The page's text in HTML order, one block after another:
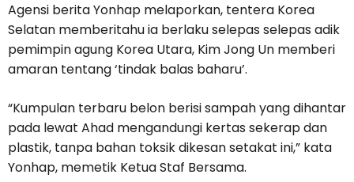
Agensi berita Yonhap melaporkan, tentera Korea
Selatan memberitahu ia berlaku selepas selepas adik
pemimpin agung Korea Utara, Kim Jong Un memberi
amaran tentang ‘tindak balas baharu’.
“Kumpulan terbaru belon berisi sampah yang dihantar
pada lewat Ahad mengandungi kertas sekerap dan
plastik, tanpa bahan toksik dikesan setakat ini,” kata
Yonhap, memetik Ketua Staf Bersama.